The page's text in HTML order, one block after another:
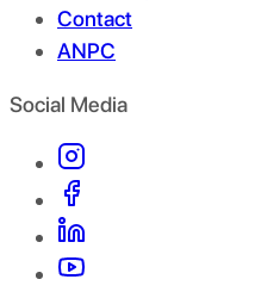
Contact
ANPC
Social Media